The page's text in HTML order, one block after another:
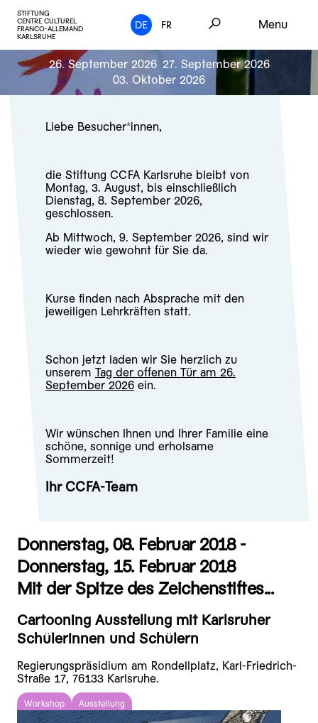
STIFTUNG
CENTRE CULTUREL
FRANCO-ALLEMAND
KARLSRUHE
DE FR Menu
26. September 2026 27. September 2026
03. Oktober 2026
Liebe Besucher*innen,
die Stiftung CCFA Karlsruhe bleibt von
Montag, 3. August, bis einschließlich
Dienstag, 8. September 2026,
geschlossen.
Ab Mittwoch, 9. September 2026, sind wir
wieder wie gewohnt für Sie da.
Kurse finden nach Absprache mit den
jeweiligen Lehrkräften statt.
Schon jetzt laden wir Sie herzlich zu
unserem Tag der offenen Tür am 26.
September 2026ein.
Wir wünschen Ihnen und Ihrer Familie eine
schöne, sonnige und erholsame
Sommerzeit!
Ihr CCFA-Team
Donnerstag, 08. Februar 2018 -
Donnerstag, 15. Februar 2018
Mit der Spitze des Zeichenstiftes...
Cartooning Ausstellung mit Karlsruher
Schülerinnen und Schülern
Regierungspräsidium am Rondellplatz, Karl-Friedrich-
Straße 17, 76133 Karlsruhe.
Workshop Ausstellung